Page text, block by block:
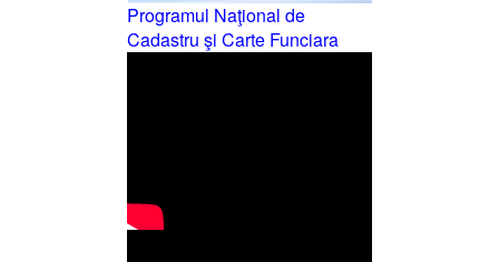
Programul Naţional de
Cadastru şi Carte Funciara